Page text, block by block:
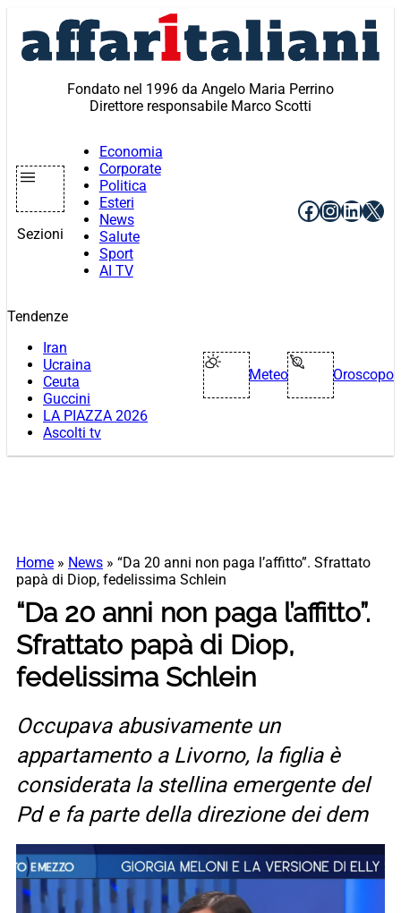
contenuto
Fondato nel 1996 da Angelo Maria Perrino
Direttore responsabile Marco Scotti
Sezioni
Economia
Corporate
Politica
Esteri
News
Salute
Sport
AI TV
Facebook
X
Tendenze
Iran
Ucraina
Ceuta
Guccini
LA PIAZZA 2026
Ascolti tv
Meteo Oroscopo
Home » News » “Da 20 anni non paga l’affitto”. Sfrattato
papà di Diop, fedelissima Schlein
“Da 20 anni non paga l’affitto”.
Sfrattato papà di Diop,
fedelissima Schlein
Occupava abusivamente un
appartamento a Livorno, la figlia è
considerata la stellina emergente del
Pd e fa parte della direzione dei dem